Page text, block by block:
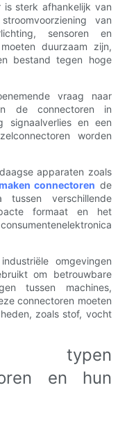
is sterk afhankelijk van
van
sensoren en
duurzaam zijn,
bestand tegen hoge
vraag naar
de connectoren in
signaalverlies en een
worden
apparaten zoals
connectoren de
verschillende
formaat en het
omgevingen
om betrouwbare
tussen machines,
connectoren moeten
zoals stof, vocht
typen
en hun